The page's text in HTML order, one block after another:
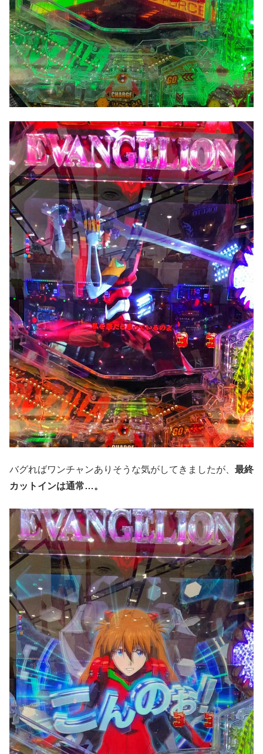
バグればワンチャンありそうな気がしてきましたが、 最終
カットインは通常…。